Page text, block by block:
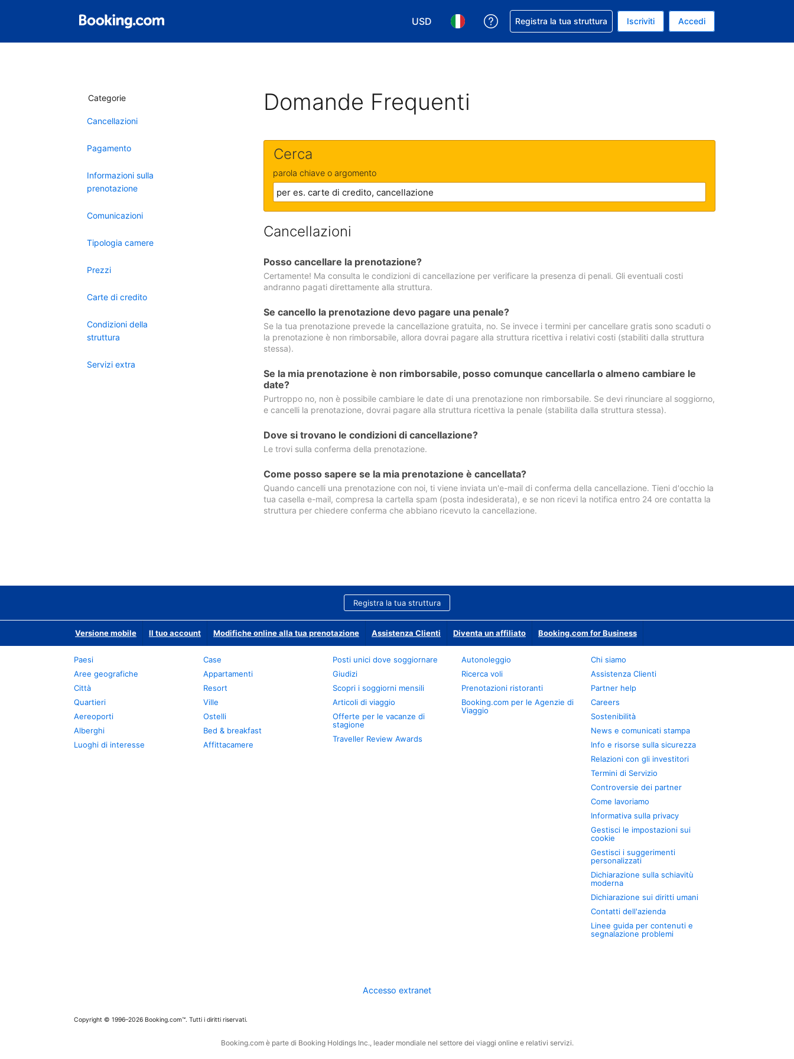
USD
Scegli la tua valuta. Valuta attuale: Dollaro statunitense
Scegli la tua lingua. Lingua attuale: Italiano
Ricevi aiuto con la prenotazione
Registra la tua struttura Iscriviti Accedi
Categorie
Cancellazioni
Pagamento
Informazioni sulla
prenotazione
Comunicazioni
Tipologia camere
Prezzi
Carte di credito
Condizioni della
struttura
Servizi extra
Domande Frequenti
Cerca
parola chiave o argomento
Cancellazioni
Posso cancellare la prenotazione?
Certamente! Ma consulta le condizioni di cancellazione per verificare la presenza di penali. Gli eventuali costi
andranno pagati direttamente alla struttura.
Se cancello la prenotazione devo pagare una penale?
Se la tua prenotazione prevede la cancellazione gratuita, no. Se invece i termini per cancellare gratis sono scaduti o
la prenotazione è non rimborsabile, allora dovrai pagare alla struttura ricettiva i relativi costi (stabiliti dalla struttura
stessa).
Se la mia prenotazione è non rimborsabile, posso comunque cancellarla o almeno cambiare le
date?
Purtroppo no, non è possibile cambiare le date di una prenotazione non rimborsabile. Se devi rinunciare al soggiorno,
e cancelli la prenotazione, dovrai pagare alla struttura ricettiva la penale (stabilita dalla struttura stessa).
Dove si trovano le condizioni di cancellazione?
Le trovi sulla conferma della prenotazione.
Come posso sapere se la mia prenotazione è cancellata?
Quando cancelli una prenotazione con noi, ti viene inviata un'e-mail di conferma della cancellazione. Tieni d'occhio la
tua casella e-mail, compresa la cartella spam (posta indesiderata), e se non ricevi la notifica entro 24 ore contatta la
struttura per chiedere conferma che abbiano ricevuto la cancellazione.
Registra la tua struttura
Versione mobile Il tuo account Modifiche online alla tua prenotazione Assistenza Clienti Diventa un affiliato Booking.com for Business
Paesi
Aree geografiche
Città
Quartieri
Aereoporti
Alberghi
Luoghi di interesse
Case
Appartamenti
Resort
Ville
Ostelli
Bed & breakfast
Affittacamere
Posti unici dove soggiornare
Giudizi
Scopri i soggiorni mensili
Articoli di viaggio
Offerte per le vacanze di
stagione
Traveller Review Awards
Autonoleggio
Ricerca voli
Prenotazioni ristoranti
Booking.com per le Agenzie di
Viaggio
Chi siamo
Assistenza Clienti
Partner help
Careers
Sostenibilità
News e comunicati stampa
Info e risorse sulla sicurezza
Relazioni con gli investitori
Termini di Servizio
Controversie dei partner
Come lavoriamo
Informativa sulla privacy
Gestisci le impostazioni sui
cookie
Gestisci i suggerimenti
personalizzati
Dichiarazione sulla schiavitù
moderna
Dichiarazione sui diritti umani
Contatti dell'azienda
Linee guida per contenuti e
segnalazione problemi
Accesso extranet
Copyright © 1996–2026 Booking.com™. Tutti i diritti riservati.
Booking.com è parte di Booking Holdings Inc., leader mondiale nel settore dei viaggi online e relativi servizi.